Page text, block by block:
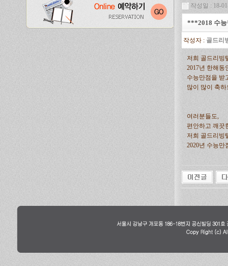
작성일 : 18-
***2018 수능
작성자 : 골드리
저희 골드리빙
2017년 한해동
수능만점을 받
많이 많이 축
여러분들도,
편안하고 깨끗
저희 골드리빙
2020년 수능만